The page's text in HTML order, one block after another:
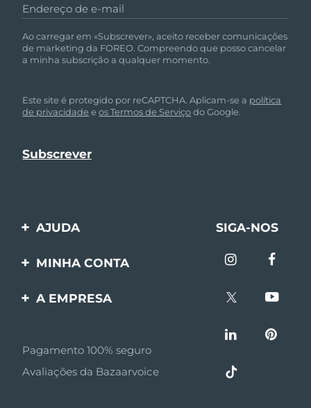
Endereço de e-mail
Ao carregar em «Subscrever», aceito receber comunicações
de marketing da FOREO. Compreendo que posso cancelar
a minha subscrição a qualquer momento.
Este site é protegido por reCAPTCHA. Aplicam-se a política
de privacidade eos Termos de Serviçodo Google.
AJUDA
Entre em contato
SIGA-NOS
MINHA CONTA
Registro de produto
A EMPRESA
Afiliados
Notícias de afiliados
Pagamento 100% seguro
Avaliações da Bazaarvoice